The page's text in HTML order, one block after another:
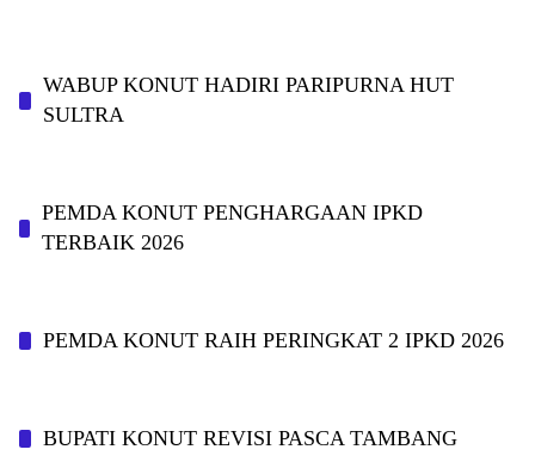
WABUP KONUT HADIRI PARIPURNA HUT
SULTRA
PEMDA KONUT PENGHARGAAN IPKD
TERBAIK 2026
PEMDA KONUT RAIH PERINGKAT 2 IPKD 2026
BUPATI KONUT REVISI PASCA TAMBANG